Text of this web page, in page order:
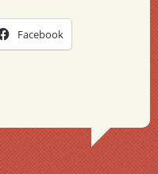
Facebook